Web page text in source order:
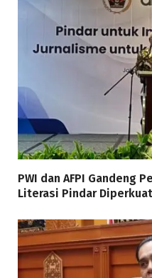
PWI dan AFPI Gandeng
Literasi Pindar Diperkuat